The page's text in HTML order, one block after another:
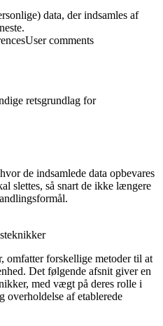
data, der indsamles af
User comments
retsgrundlag for
de indsamlede data opbevares
slettes, så snart de ikke længere
omfatter forskellige metoder til at
Det følgende afsnit giver en
med vægt på deres rolle i
overholdelse af etablerede